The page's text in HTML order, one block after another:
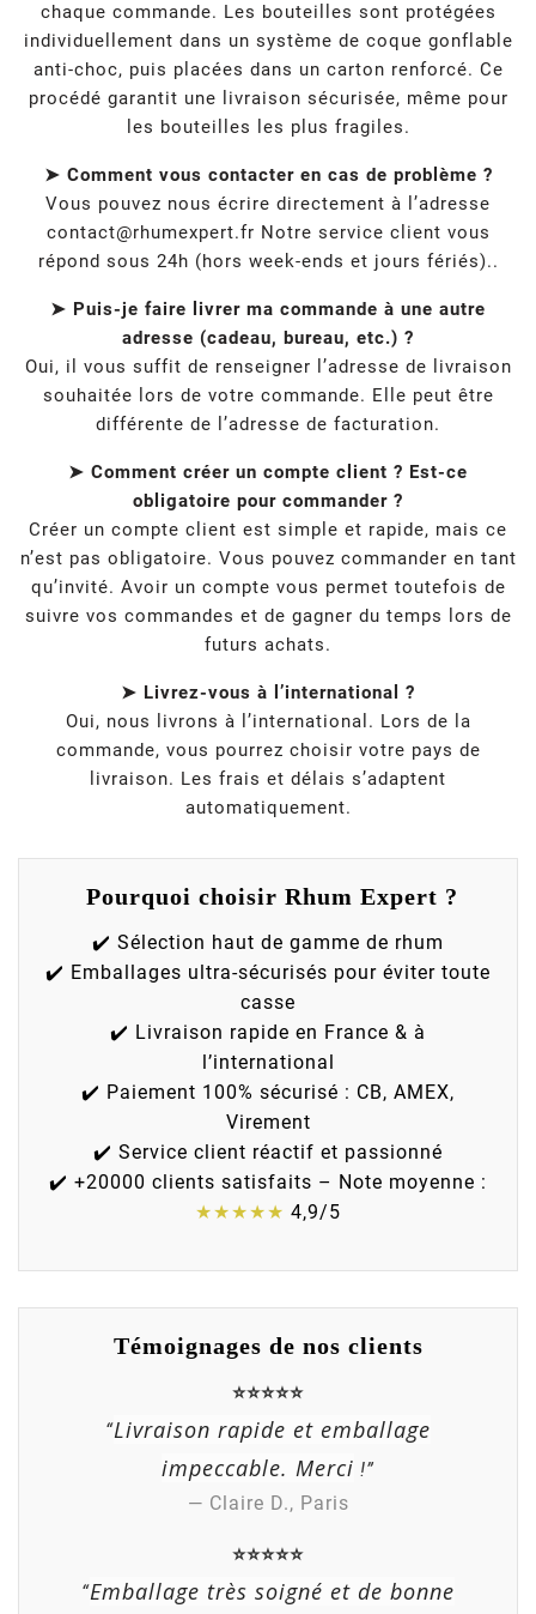
chaque commande. Les bouteilles sont protégées
individuellement dans un système de coque gonflable
anti-choc, puis placées dans un carton renforcé. Ce
procédé garantit une livraison sécurisée, même pour
les bouteilles les plus fragiles.
➤ Comment vous contacter en cas de problème ?
Vous pouvez nous écrire directement à l’adresse
contact@rhumexpert.fr Notre service client vous
répond sous 24h (hors week-ends et jours fériés)..
➤ Puis-je faire livrer ma commande à une autre
adresse (cadeau, bureau, etc.) ?
Oui, il vous suffit de renseigner l’adresse de livraison
souhaitée lors de votre commande. Elle peut être
différente de l’adresse de facturation.
➤ Comment créer un compte client ? Est-ce
obligatoire pour commander ?
Créer un compte client est simple et rapide, mais ce
n’est pas obligatoire. Vous pouvez commander en tant
qu’invité. Avoir un compte vous permet toutefois de
suivre vos commandes et de gagner du temps lors de
futurs achats.
➤ Livrez-vous à l’international ?
Oui, nous livrons à l’international. Lors de la
commande, vous pourrez choisir votre pays de
livraison. Les frais et délais s’adaptent
automatiquement.
Pourquoi choisir Rhum Expert ?
✔️ Sélection haut de gamme de rhum
✔️ Emballages ultra-sécurisés pour éviter toute
casse
✔️ Livraison rapide en France & à
l’international
✔️ Paiement 100% sécurisé : CB, AMEX,
Virement
✔️ Service client réactif et passionné
✔️ +20000 clients satisfaits – Note moyenne :
★★★★★ 4,9/5
Témoignages de nos clients
⭐⭐⭐⭐⭐
“Livraison rapide et emballage
impeccable. Merci !”
— Claire D., Paris
⭐⭐⭐⭐⭐
“Emballage très soigné et de bonne